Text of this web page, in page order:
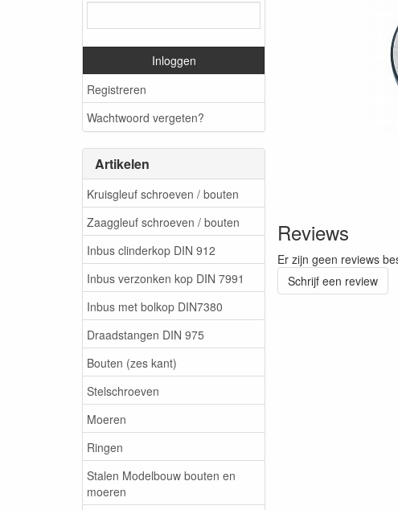
Inloggen
Registreren
Wachtwoord vergeten?
Artikelen
Kruisgleuf schroeven / bouten
Zaaggleuf schroeven / bouten
Inbus clinderkop DIN 912
Inbus verzonken kop DIN 7991
Inbus met bolkop DIN7380
Draadstangen DIN 975
Bouten (zes kant)
Stelschroeven
Moeren
Ringen
Stalen Modelbouw bouten en
moeren
Reviews
Er zijn geen reviews
Schrijf een review